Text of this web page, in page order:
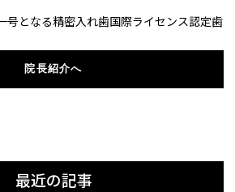
号となる精密入れ歯国際ライセンス認定歯
院長紹介へ
最近の記事